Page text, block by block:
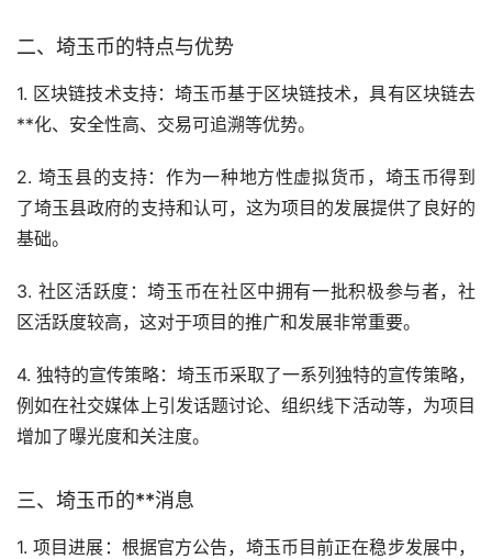
二、埼玉币的特点与优势
1. 区块链技术支持：埼玉币基于区块链技术，具有区块链去
**化、安全性高、交易可追溯等优势。
2. 埼玉县的支持：作为一种地方性虚拟货币，埼玉币得到
了埼玉县政府的支持和认可，这为项目的发展提供了良好的
基础。
3. 社区活跃度：埼玉币在社区中拥有一批积极参与者，社
区活跃度较高，这对于项目的推广和发展非常重要。
4. 独特的宣传策略：埼玉币采取了一系列独特的宣传策略，
例如在社交媒体上引发话题讨论、组织线下活动等，为项目
增加了曝光度和关注度。
三、埼玉币的**消息
1. 项目进展：根据官方公告，埼玉币目前正在稳步发展中，